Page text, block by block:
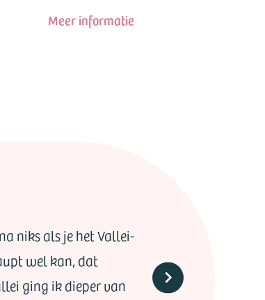
Meer informatie
niks als je het Vallei-
wel kan, dat
ging ik dieper van